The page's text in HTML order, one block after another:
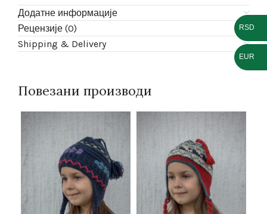
Додатне информације
Рецензије (0)
Shipping & Delivery
Повезани производи
RSD
EUR